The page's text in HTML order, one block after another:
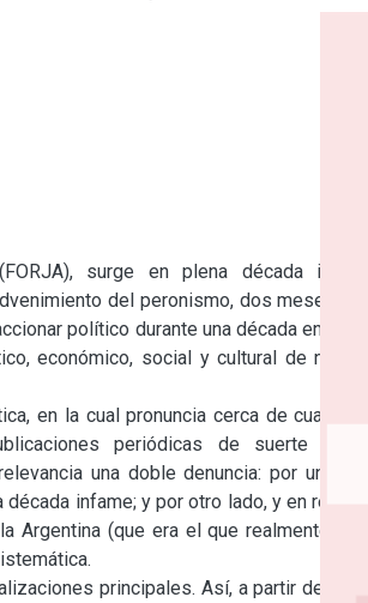
surge en plena década infame,
del peronismo, dos meses más
político durante una década en la que
económico, social y cultural de nuestro
en la cual pronuncia cerca de cuatro mil
periódicas de suerte dispar,
una doble denuncia: por una lado
infame; y por otro lado, y en relación
Argentina (que era el que realmente tenía
principales. Así, a partir de éstas